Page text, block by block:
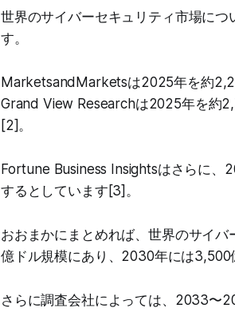
世界のサイバーセキュリティ市場に
す。
MarketsandMarketsは2025年を約
Grand View Researchは2025年を約
[2]。
Fortune Business Insightsはさらに、
するとしています[3]。
おおまかにまとめれば、世界のサイ
億ドル規模にあり、2030年には3,500
さらに調査会社によっては、2033〜